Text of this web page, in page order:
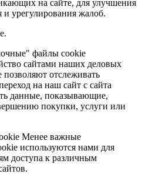
на сайте, для улучшения
и урегулирования жалоб.
файлы cookie
сайтами наших деловых
отслеживать
на наш сайт с сайта
данные, показывающие,
покупки, услуги или
Менее важные
используются нами для
доступа к различным